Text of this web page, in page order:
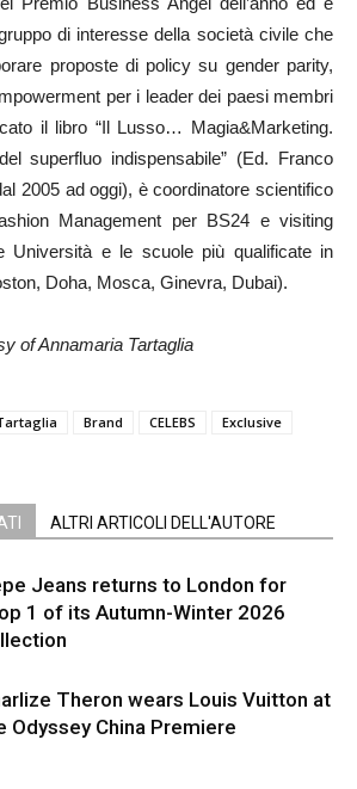
di interesse della società civile che
proposte di policy su gender parity,
per i leader dei paesi membri
il libro “Il Lusso… Magia&Marketing.
superfluo indispensabile” (Ed. Franco
2005 ad oggi), è coordinatore scientifico
Management per BS24 e visiting
Università e le scuole più qualificate in
Doha, Mosca, Ginevra, Dubai).
of Annamaria Tartaglia
Brand CELEBS
Exclusive
ALTRI ARTICOLI DELL'AUTORE
Jeans returns to London for
1 of its Autumn-Winter 2026
Theron wears Louis Vuitton at
Odyssey China Premiere